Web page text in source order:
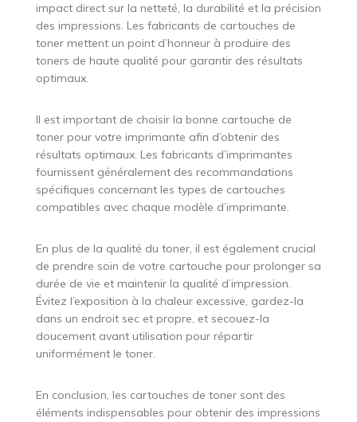
impact direct sur la netteté, la durabilité et la précision
des impressions. Les fabricants de cartouches de
toner mettent un point d’honneur à produire des
toners de haute qualité pour garantir des résultats
optimaux.
Il est important de choisir la bonne cartouche de
toner pour votre imprimante afin d’obtenir des
résultats optimaux. Les fabricants d’imprimantes
fournissent généralement des recommandations
spécifiques concernant les types de cartouches
compatibles avec chaque modèle d’imprimante.
En plus de la qualité du toner, il est également crucial
de prendre soin de votre cartouche pour prolonger sa
durée de vie et maintenir la qualité d’impression.
Évitez l’exposition à la chaleur excessive, gardez-la
dans un endroit sec et propre, et secouez-la
doucement avant utilisation pour répartir
uniformément le toner.
En conclusion, les cartouches de toner sont des
éléments indispensables pour obtenir des impressions